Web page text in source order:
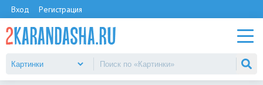
Вход Регистрация